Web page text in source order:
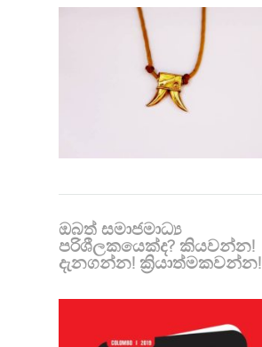
ඔබත් සමාජමාධ්‍ය
පරිශීලකයෙක්ද? කියවන්න!
දැනගන්න! ක්‍රියාත්මකවන්න!